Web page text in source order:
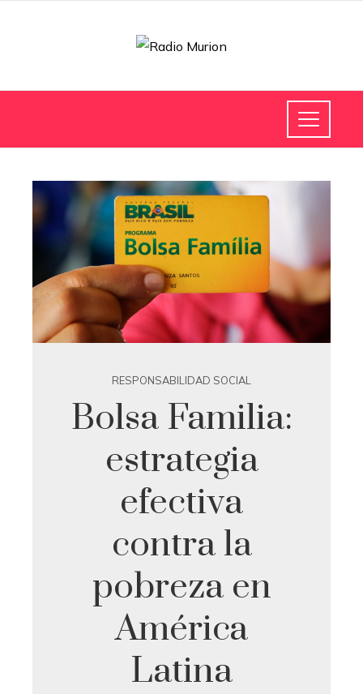
RESPONSABILIDAD SOCIAL
Bolsa Familia:
estrategia
efectiva
contra la
pobreza en
América
Latina